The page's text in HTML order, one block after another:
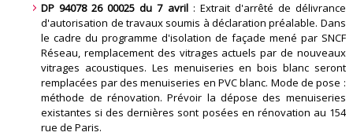
DP 94078 26 00025 du 7 avril : Extrait d'arrêté de délivrance
d'autorisation de travaux soumis à déclaration préalable. Dans
le cadre du programme d'isolation de façade mené par SNCF
Réseau, remplacement des vitrages actuels par de nouveaux
vitrages acoustiques. Les menuiseries en bois blanc seront
remplacées par des menuiseries en PVC blanc. Mode de pose :
méthode de rénovation. Prévoir la dépose des menuiseries
existantes si des dernières sont posées en rénovation au 154
rue de Paris.